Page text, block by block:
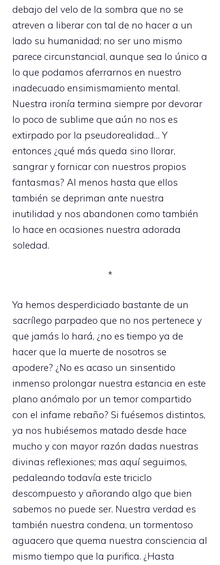
debajo del velo de la sombra que no se
atreven a liberar con tal de no hacer a un
lado su humanidad; no ser uno mismo
parece circunstancial, aunque sea lo único a
lo que podamos aferrarnos en nuestro
inadecuado ensimismamiento mental.
Nuestra ironía termina siempre por devorar
lo poco de sublime que aún no nos es
extirpado por la pseudorealidad… Y
entonces ¿qué más queda sino llorar,
sangrar y fornicar con nuestros propios
fantasmas? Al menos hasta que ellos
también se depriman ante nuestra
inutilidad y nos abandonen como también
lo hace en ocasiones nuestra adorada
soledad.
*
Ya hemos desperdiciado bastante de un
sacrílego parpadeo que no nos pertenece y
que jamás lo hará, ¿no es tiempo ya de
hacer que la muerte de nosotros se
apodere? ¿No es acaso un sinsentido
inmenso prolongar nuestra estancia en este
plano anómalo por un temor compartido
con el infame rebaño? Si fuésemos distintos,
ya nos hubiésemos matado desde hace
mucho y con mayor razón dadas nuestras
divinas reflexiones; mas aquí seguimos,
pedaleando todavía este triciclo
descompuesto y añorando algo que bien
sabemos no puede ser. Nuestra verdad es
también nuestra condena, un tormentoso
aguacero que quema nuestra consciencia al
mismo tiempo que la purifica. ¿Hasta